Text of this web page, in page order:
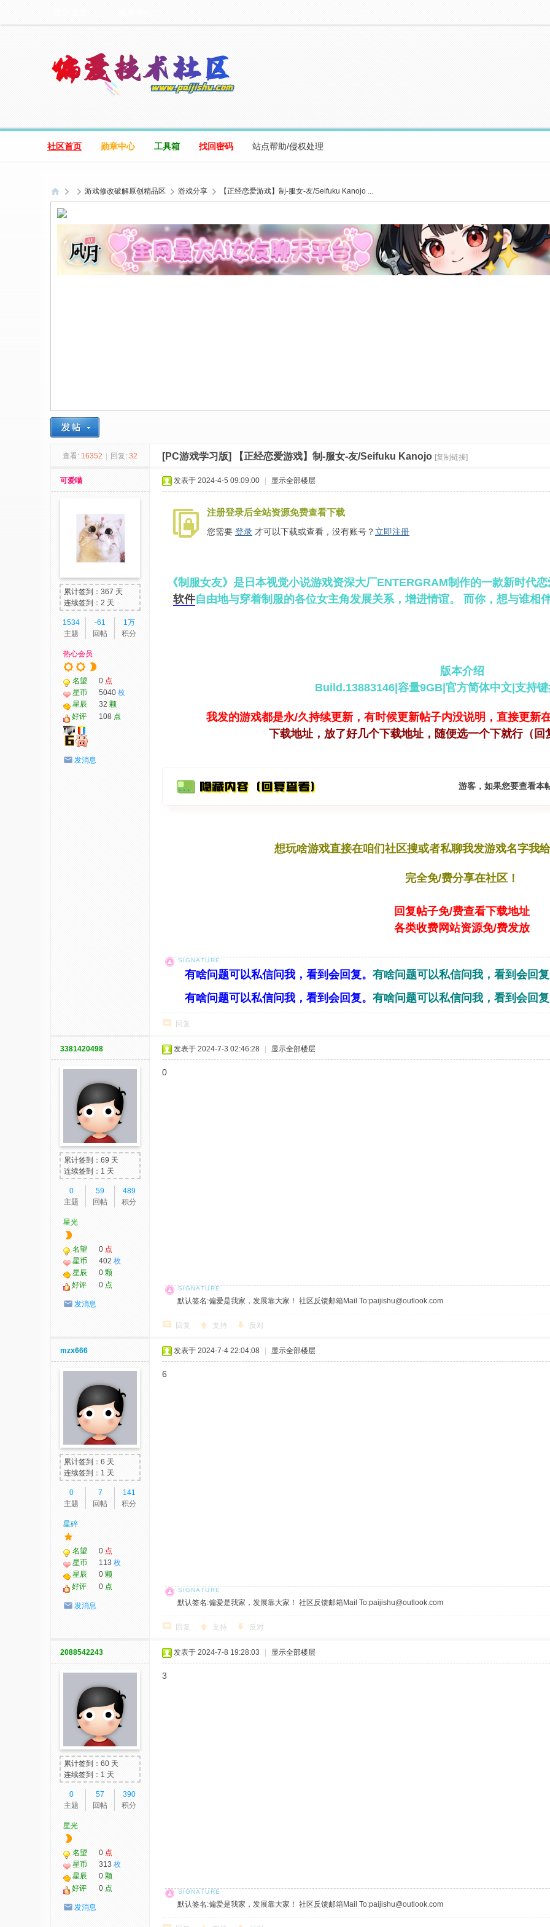
社区首页 勋章中心 工具箱 找回密码 站点帮助/侵权处理
偏
爱
源
科
爱
辅
游戏修改破解原创精品区 游戏分享 【正经恋爱游戏】制-服女-友/Seifuku Kanojo ...
查看: 16352 回复: 32 [PC游戏学习版] 【正经恋爱游戏】制-服女-友/Seifuku Kanojo [复制链接]
可爱喵
累计签到：367 天
连续签到：2 天
1534
主题
-61
回帖
1万
积分
热心会员
名望 0 点
星币
5040 枚
星辰
32 颗
好评
108 点
发消息
发表于 2024-4-5 09:09:00 显示全部楼层
注册登录后全站资源免费查看下载
您需要 登录 才可以下载或查看，没有账号？ 立即注册
《制服女友》是日本视觉小说游戏资深大厂ENTERGRAM制作的一款新时代
软件自由地与穿着制服的各位女主角发展关系，增进情谊。 而你，想与谁相
版本介绍
Build.13883146|容量9GB|官方简体中文|支持
我发的游戏都是永/久持续更新，有时候更新帖子内没说明，直接更新
下载地址，放了好几个下载地址，随便选一个下就行（回
游客，如果您要查看本
想玩啥游戏直接在咱们社区搜或者私聊我发游戏名字我
完全免/费分享在社区！
回复帖子免/费查看下载地址
各类收费网站资源免/费发放
有啥问题可以私信问我，看到会回复。 有啥问题可以私信问我，看到会回
有啥问题可以私信问我，看到会回复。 有啥问题可以私信问我，看到会回
回复
3381420498
累计签到：69 天
连续签到：1 天
0
主题
59
回帖
489
积分
星光
名望 0 点
星币
402 枚
星辰
0 颗
好评
0 点
发消息
发表于 2024-7-3 02:46:28 显示全部楼层
0
默认签名:偏爱是我家，发展靠大家！ 社区反馈邮箱Mail To:paijishu@outlook.com
回复 支持 反对
mzx666
累计签到：6 天
连续签到：1 天
0
主题
7
回帖
141
积分
星碎
名望 0 点
星币
113 枚
星辰
0 颗
好评
0 点
发消息
发表于 2024-7-4 22:04:08 显示全部楼层
6
默认签名:偏爱是我家，发展靠大家！ 社区反馈邮箱Mail To:paijishu@outlook.com
回复 支持 反对
2088542243
累计签到：60 天
连续签到：1 天
0
主题
57
回帖
390
积分
星光
名望 0 点
星币
313 枚
星辰
0 颗
好评
0 点
发消息
发表于 2024-7-8 19:28:03 显示全部楼层
3
默认签名:偏爱是我家，发展靠大家！ 社区反馈邮箱Mail To:paijishu@outlook.com